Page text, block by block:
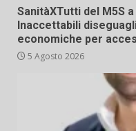
SanitàXTutti del M5S
Inaccettabili
economiche per
5 Agosto 2026